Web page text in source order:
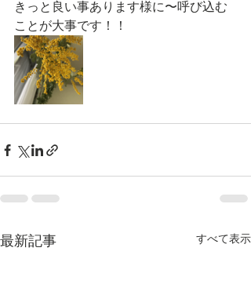
きっと良い事あります様に〜呼び込む
ことが大事です！！
最新記事 すべて表示